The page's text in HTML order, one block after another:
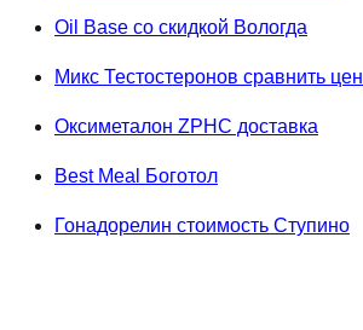
Oil Base со скидкой Вологда
Микс Тестостеронов сравнить
Оксиметалон ZPHC доставка
Best Meal Боготол
Гонадорелин стоимость Ступино